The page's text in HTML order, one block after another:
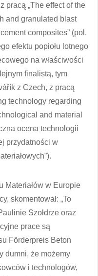
pracą „The effect of the
and granulated blast
composites” (pol.
efektu popiołu lotnego
na właściwości
finalistą, tym
z Czech, z pracą
technology regarding
and material
ocena technologii
przydatności w
Materiałów w Europie
skomentował: „To
Szołdrze oraz
prace są
Förderpreis Beton
dumni, że możemy
i technologów,